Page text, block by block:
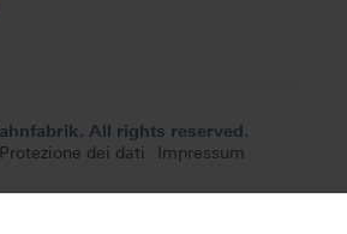
All rights reserved.
Protezione dei dati Impressum